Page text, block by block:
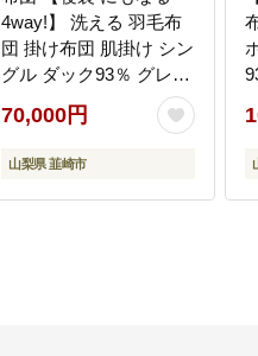
4way!】 洗える 羽毛布
団 掛け布団 肌掛け シン
グル ダック93％ グレー
[川村羽毛 山梨県 韮崎市
20742843] 羽毛 布団 ふ
とん アウトドア 寝袋 車
さと納税
70,000円
山梨県 韮崎市